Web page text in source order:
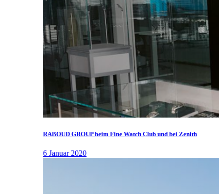
RABOUD GROUP beim Fine Watch Club und bei Zenith
6 Januar 2020